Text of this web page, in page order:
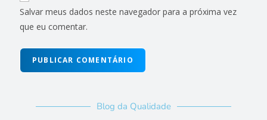
Salvar meus dados neste navegador para a próxima vez
que eu comentar.
Blog da Qualidade